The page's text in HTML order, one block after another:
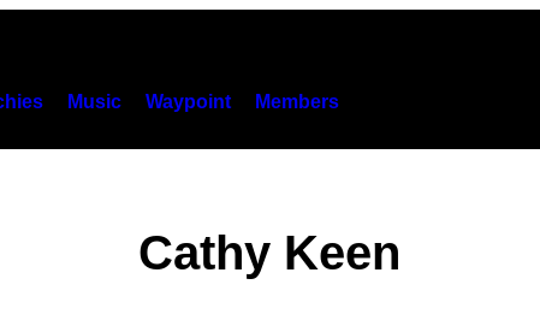
Music Waypoint Members
Cathy Keen